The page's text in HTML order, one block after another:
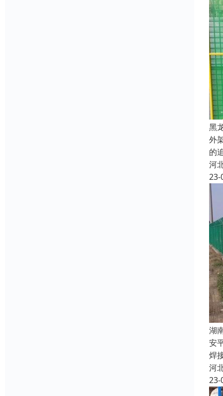
黑
外
的
河
23-
湖
安
焊
河
23-